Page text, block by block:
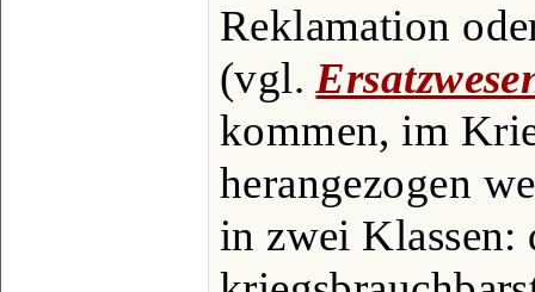
Reklamation
(vgl.
kommen, im
herangezogen
in zwei Klassen: